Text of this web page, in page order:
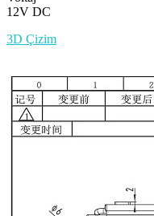
12V DC
3D Çizim